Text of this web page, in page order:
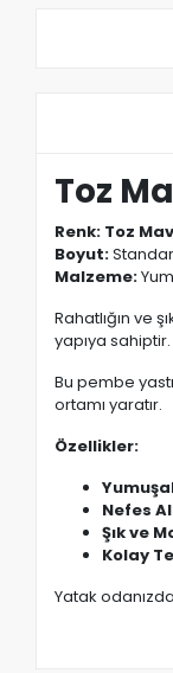
Toz
Renk: Toz
Boyut:
Malzeme:
Rahatlığın ve
yapıya
Bu pembe
ortamı yaratır.
Özellikler:
Nefes
Şık ve
Kolay
Yatak